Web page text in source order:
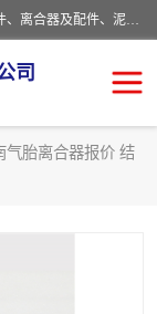
河南大林橡胶通信器材有限公司是一个专注于各种橡胶件、离合器及配件、泥浆泵及配件等产品设计制造和加工的企业。产品应用于矿山、冶金、石油、钢铁、化工、水泥、船舶、造纸、通用机械等各种大功率机械传动或制动装置。
司
气胎离合器报价 结